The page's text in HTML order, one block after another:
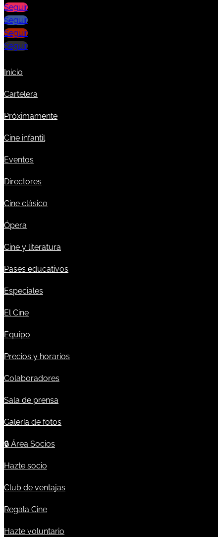
Seguir
Seguir
Seguir
Seguir
Inicio
Cartelera
Próximamente
Cine infantil
Eventos
Directores
Cine clásico
Ópera
Cine y literatura
Pases educativos
Especiales
El Cine
Equipo
Precios y horarios
Colaboradores
Sala de prensa
Galería de fotos
🔒 Área Socios
Hazte socio
Club de ventajas
Regala Cine
Hazte voluntario